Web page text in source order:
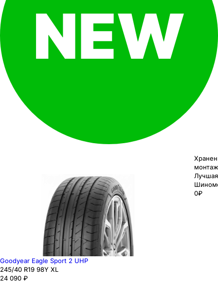
0₽
Goodyear Eagle Sport 2 UHP
245/40 R19 98Y XL
24 090 ₽